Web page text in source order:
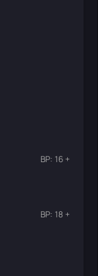
ВР: 16 +
ВР: 18 +